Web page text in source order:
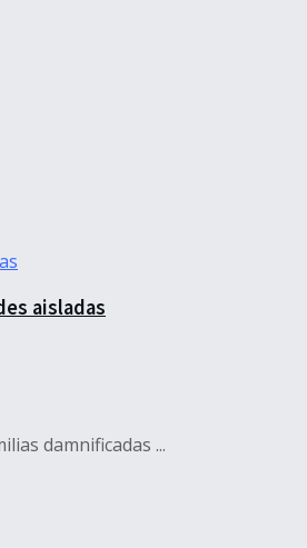
aisladas
damnificadas ...